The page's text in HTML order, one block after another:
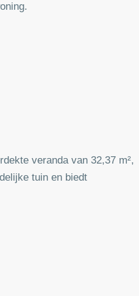
veranda van 32,37 m²,
tuin en biedt